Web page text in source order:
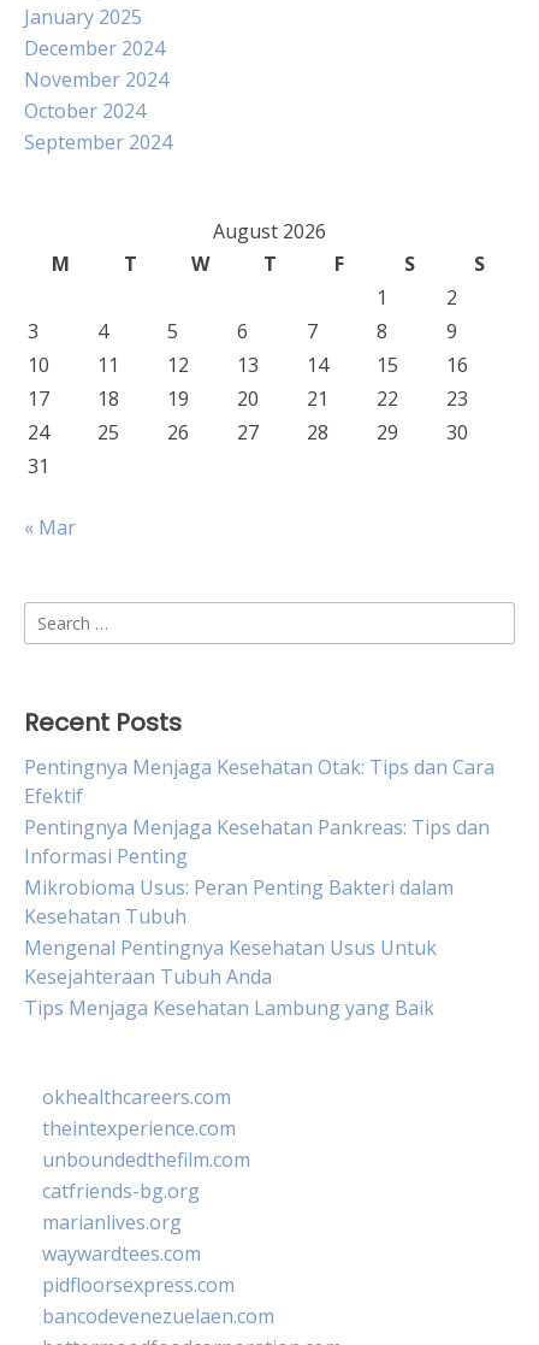
January 2025
December 2024
November 2024
October 2024
September 2024
August 2026
M
T W T F S
S
1
2
3
4 5 6 7 8
9
10
11 12 13 14 15
16
17
18 19 20 21 22
23
24
25 26 27 28 29
30
31
« Mar
Search
for:
Recent Posts
Pentingnya Menjaga Kesehatan Otak: Tips dan Cara
Efektif
Pentingnya Menjaga Kesehatan Pankreas: Tips dan
Informasi Penting
Mikrobioma Usus: Peran Penting Bakteri dalam
Kesehatan Tubuh
Mengenal Pentingnya Kesehatan Usus Untuk
Kesejahteraan Tubuh Anda
Tips Menjaga Kesehatan Lambung yang Baik
okhealthcareers.com
theintexperience.com
unboundedthefilm.com
catfriends-bg.org
marianlives.org
waywardtees.com
pidfloorsexpress.com
bancodevenezuelaen.com